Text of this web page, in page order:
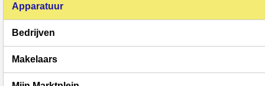
Apparatuur
Bedrijven
Makelaars